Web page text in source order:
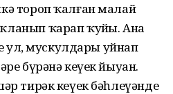
тороп ҡалған малай
ҡарап ҡуйҙы. Ана
ул, мускулдары уйнап
бүрәнә кеүек йыуан.
тирәк кеүек бәһлеүәнде